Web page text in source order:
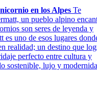
en los Alpes Te
un pueblo alpino
son seres de leyenda y
es uno de esos lugares
realidad; un destino que
perfecto entre cultura y
sostenible, lujo y